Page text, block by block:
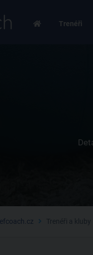
Trenéři
Trenéři a kluby